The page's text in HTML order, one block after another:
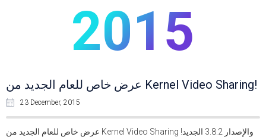
2015
عرض خاص للعام الجديد من Kernel Video Sharing!
23 December, 2015
عرض خاص للعام الجديد من Kernel Video Sharing والإصدار 3.8.2 الجديد!